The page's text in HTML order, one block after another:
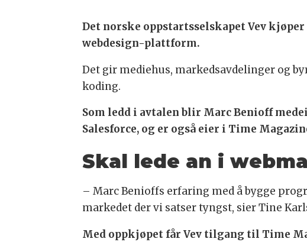
Det norske oppstartsselskapet Vev
webdesign-plattform.
Det gir mediehus, markedsavdelinger og
koding.
Som ledd i avtalen blir Marc Benioff
Salesforce, og er også eier i Time
Skal lede an i
– Marc Benioffs erfaring med å bygge
markedet der vi satser tyngst, sier Tine
Med oppkjøpet får Vev tilgang til Time